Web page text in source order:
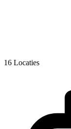
16 Locaties